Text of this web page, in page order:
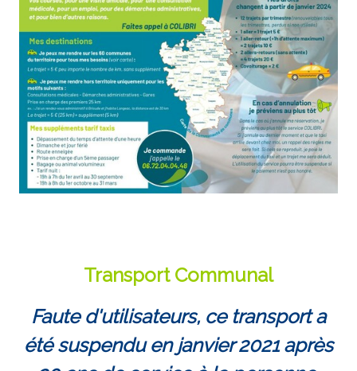
Transport Communal
Faute d'utilisateurs, ce transport a
été suspendu en janvier 2021 après